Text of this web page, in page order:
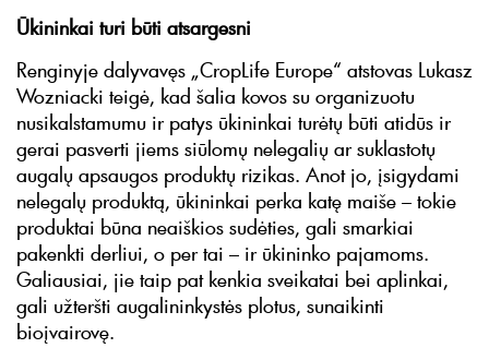
Ūkininkai turi būti atsargesni
Renginyje dalyvavęs „CropLife Europe“ atstovas Lukasz
Wozniacki teigė, kad šalia kovos su organizuotu
nusikalstamumu ir patys ūkininkai turėtų būti atidūs ir
gerai pasverti jiems siūlomų nelegalių ar suklastotų
augalų apsaugos produktų rizikas. Anot jo, įsigydami
nelegalų produktą, ūkininkai perka katę maiše – tokie
produktai būna neaiškios sudėties, gali smarkiai
pakenkti derliui, o per tai – ir ūkininko pajamoms.
Galiausiai, jie taip pat kenkia sveikatai bei aplinkai,
gali užteršti augalininkystės plotus, sunaikinti
bioįvairovę.